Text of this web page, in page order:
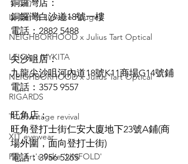
La Petite Lunette Rouge
NEIGHBORHOOD x Julius Tart Optical
LEICA x MYKITA
NEIGHBORHOOD x Julius Tart Optical
RIGARDS
True vintage revival
XIT eyewear
For Art's Sake 'UNFOLD'
銅鑼灣店：
銅鑼灣白沙道18號一樓
電話：2882 5488
尖沙咀店：
九龍尖沙咀河內道18號K11商場G14號鋪
電話：3575 9557
旺角店：
旺角登打士街仁安大廈地下23號A鋪(商
場外圍，面向登打士街)
電話：3956 5265